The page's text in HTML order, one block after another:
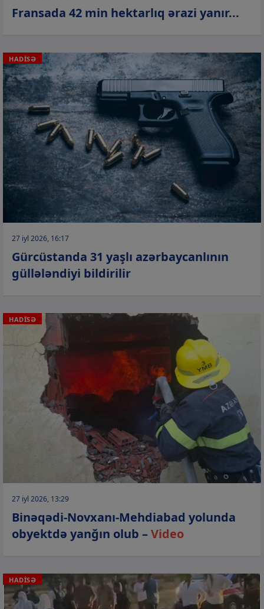
Fransada 42 min hektarlıq ərazi yanır...
HADİSƏ
27 iyl 2026, 16:17
Gürcüstanda 31 yaşlı azərbaycanlının
güllələndiyi bildirilir
HADİSƏ
27 iyl 2026, 13:29
Binəqədi-Novxanı-Mehdiabad yolunda
obyektdə yanğın olub –Video
HADİSƏ